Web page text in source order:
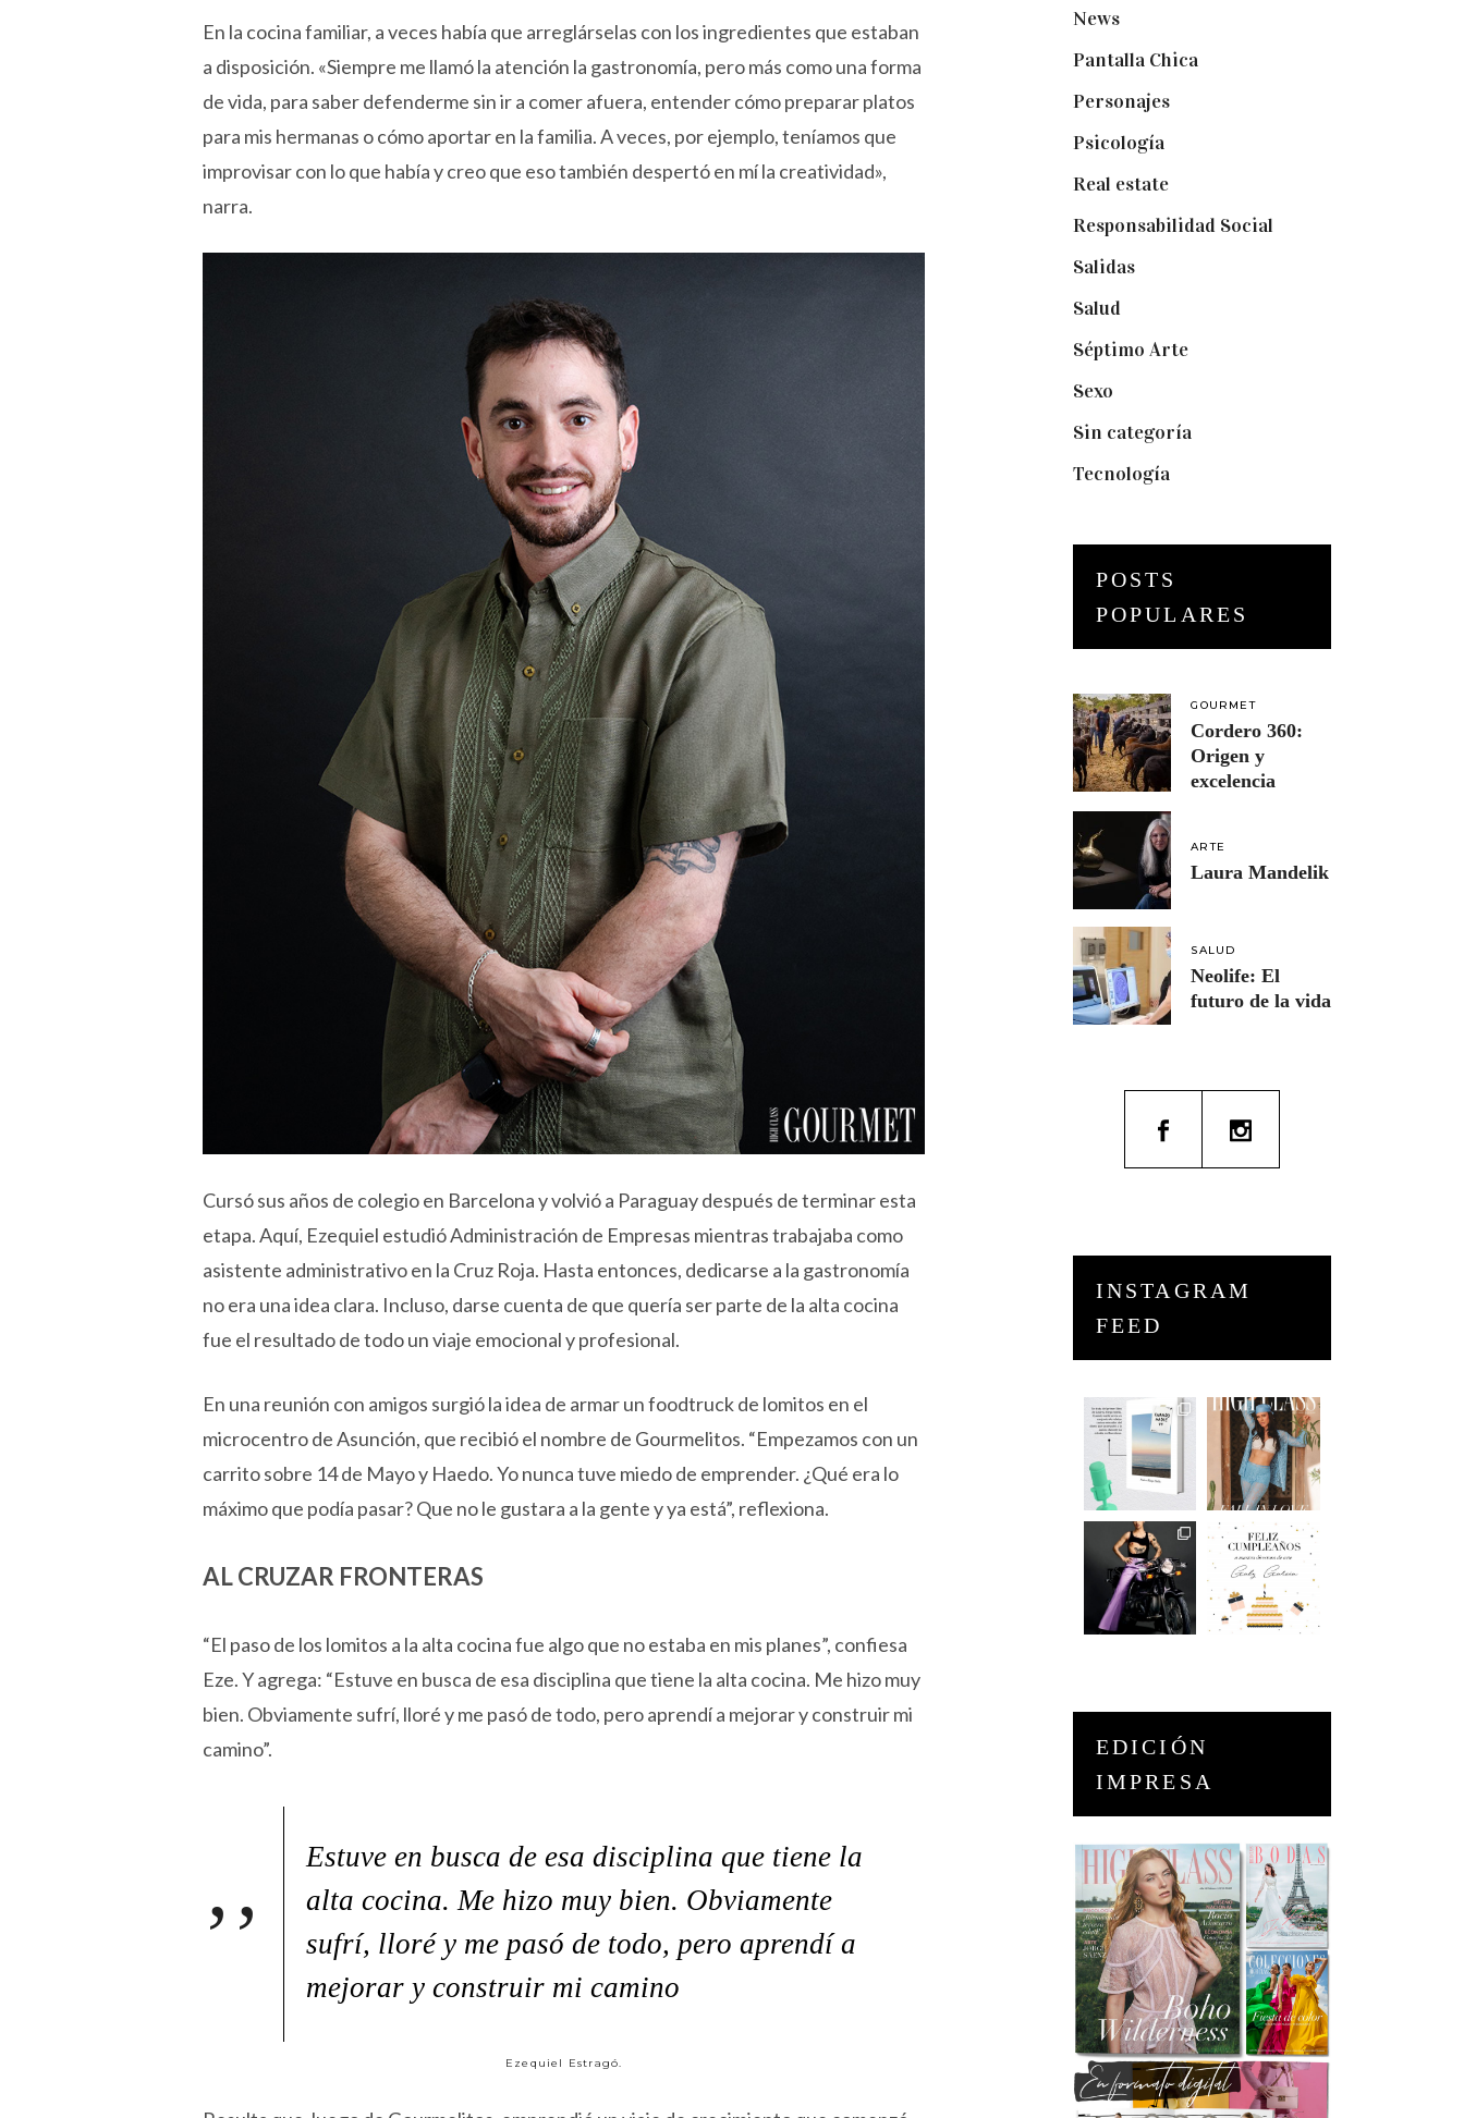
En la cocina familiar, a veces había que arreglárselas con los ingredientes que estaban
a disposición. «Siempre me llamó la atención la gastronomía, pero más como una forma
de vida, para saber defenderme sin ir a comer afuera, entender cómo preparar platos
para mis hermanas o cómo aportar en la familia. A veces, por ejemplo, teníamos que
improvisar con lo que había y creo que eso también despertó en mí la creatividad»,
narra.
Cursó sus años de colegio en Barcelona y volvió a Paraguay después de terminar esta
etapa. Aquí, Ezequiel estudió Administración de Empresas mientras trabajaba como
asistente administrativo en la Cruz Roja. Hasta entonces, dedicarse a la gastronomía
no era una idea clara. Incluso, darse cuenta de que quería ser parte de la alta cocina
fue el resultado de todo un viaje emocional y profesional.
En una reunión con amigos surgió la idea de armar un foodtruck de lomitos en el
microcentro de Asunción, que recibió el nombre de Gourmelitos. “Empezamos con un
carrito sobre 14 de Mayo y Haedo. Yo nunca tuve miedo de emprender. ¿Qué era lo
máximo que podía pasar? Que no le gustara a la gente y ya está”, reflexiona.
AL CRUZAR FRONTERAS
“El paso de los lomitos a la alta cocina fue algo que no estaba en mis planes”, confiesa
Eze. Y agrega: “Estuve en busca de esa disciplina que tiene la alta cocina. Me hizo muy
bien. Obviamente sufrí, lloré y me pasó de todo, pero aprendí a mejorar y construir mi
camino”.
Estuve en busca de esa disciplina que tiene la
alta cocina. Me hizo muy bien. Obviamente
sufrí, lloré y me pasó de todo, pero aprendí a
mejorar y construir mi camino
Ezequiel Estragó.
News(24)
Pantalla Chica(22)
Personajes(9)
Psicología(60)
Real estate(7)
Responsabilidad Social
Salidas(16)
Salud
Séptimo Arte(40)
Sexo
Sin categoría(2)
Tecnología(3)
POSTS
POPULARES
GOURMET
Cordero 360:
Origen y
excelencia
ARTE
Laura Mandelik
SALUD
Neolife: El
futuro de la vida
INSTAGRAM
FEED
EDICIÓN
IMPRESA